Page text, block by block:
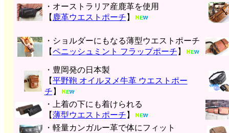
・オーストラリア産鹿革を使用
【 鹿革ウエストポーチ 】
・ショルダーにもなる薄型ウエストポーチ
【ペニッシュミント フラップポーチ 】
・豊岡発の日本製
【平野鞄 オイルヌメ牛革 ウエストポー
チ 】
・上着の下にも着けられる
【薄型ウエストポーチ 】
・軽量カンガルー革で体にフィット